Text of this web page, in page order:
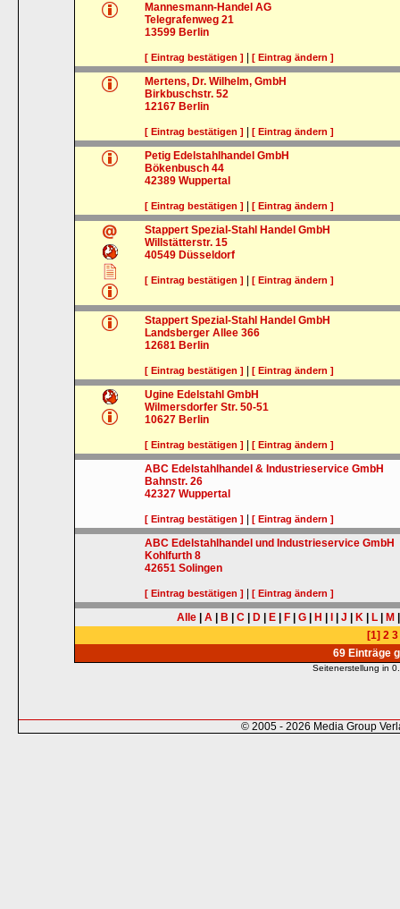
Mannesmann-Handel AG
Telegrafenweg 21
13599 Berlin
[ Eintrag bestätigen ] |[ Eintrag ändern ]
Mertens, Dr. Wilhelm, GmbH
Birkbuschstr. 52
12167 Berlin
[ Eintrag bestätigen ] |[ Eintrag ändern ]
Petig Edelstahlhandel GmbH
Bökenbusch 44
42389 Wuppertal
[ Eintrag bestätigen ] |[ Eintrag ändern ]
Stappert Spezial-Stahl Handel GmbH
Willstätterstr. 15
40549 Düsseldorf
[ Eintrag bestätigen ] |[ Eintrag ändern ]
Stappert Spezial-Stahl Handel GmbH
Landsberger Allee 366
12681 Berlin
[ Eintrag bestätigen ] |[ Eintrag ändern ]
Ugine Edelstahl GmbH
Wilmersdorfer Str. 50-51
10627 Berlin
[ Eintrag bestätigen ] |[ Eintrag ändern ]
ABC Edelstahlhandel & Industrieservice GmbH
Bahnstr. 26
42327 Wuppertal
[ Eintrag bestätigen ] |[ Eintrag ändern ]
ABC Edelstahlhandel und Industrieservice GmbH
Kohlfurth 8
42651 Solingen
[ Eintrag bestätigen ] |[ Eintrag ändern ]
Alle A B C D E F G H J K L M
[1] 2 3
69 Einträge
Seitenerstellung in
© 2005 - 2026 Media Group